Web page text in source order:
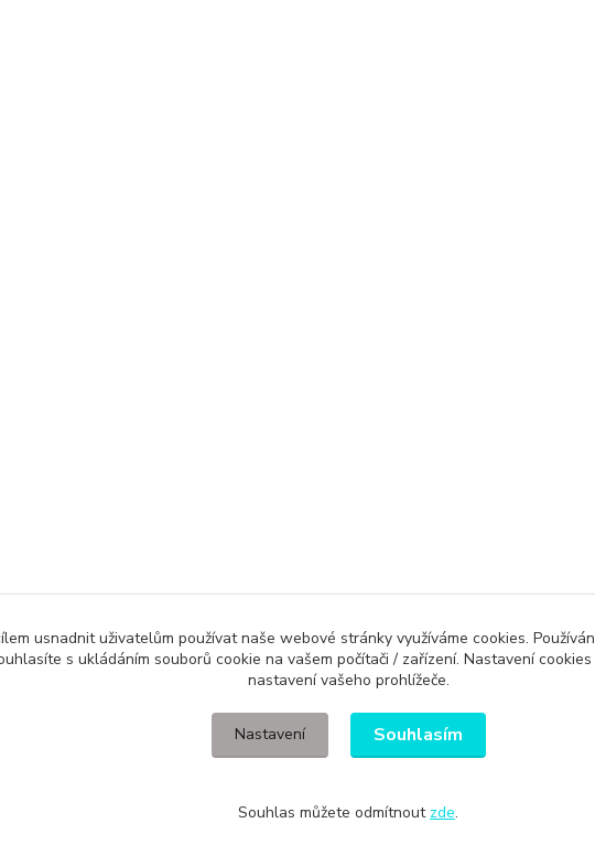
Evidence Tržeb
kupujícímu účtenku. Zároveň je povinen zaevidovat přijatou tržbu u správce daně
usnadnit uživatelům používat naše webové stránky využíváme cookies.
s ukládáním souborů cookie na vašem počítači / zařízení. Nastavení
nastavení vašeho prohlížeče.
Nastavení Souhlasím
Souhlas můžete odmítnout zde.